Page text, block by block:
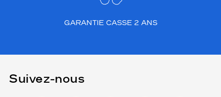
GARANTIE CASSE 2 ANS
Suivez-nous